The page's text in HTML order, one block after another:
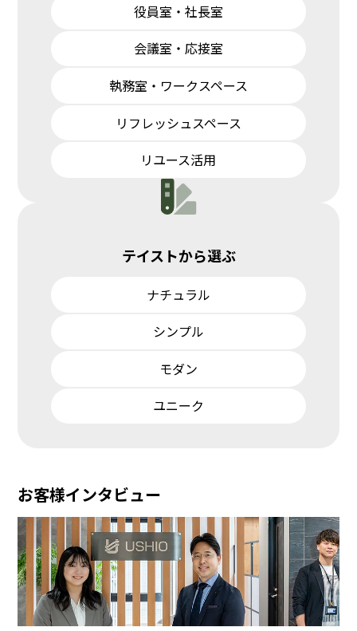
役員室・社長室
会議室・応接室
執務室・ワークスペース
リフレッシュスペース
リユース活用
テイストから選ぶ
ナチュラル
シンプル
モダン
ユニーク
お客様インタビュー